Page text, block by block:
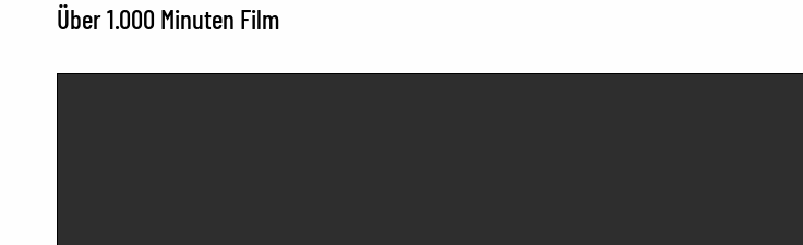
FILMKRITIKEN
Über 1.000 Minuten Film